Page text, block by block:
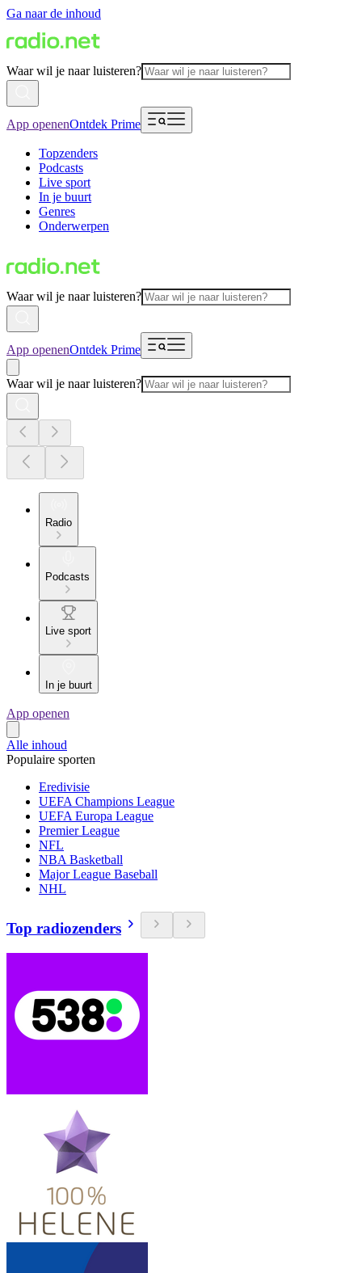
Ga naar de inhoud
Waar wil je naar luisteren?
App openenOntdek Prime
Topzenders
Podcasts
Live sport
In je buurt
Genres
Onderwerpen
Waar wil je naar luisteren?
App openenOntdek Prime
Waar wil je naar luisteren?
Radio
Podcasts
Live sport
In je buurt
App openen
Alle inhoud
Populaire sporten
Eredivisie
UEFA Champions League
UEFA Europa League
Premier League
NFL
NBA Basketball
Major League Baseball
NHL
Top radiozenders